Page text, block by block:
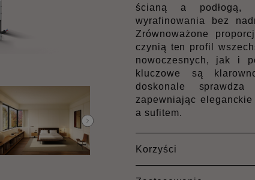
ścianą a podłogą,
wyrafinowania bez
Zrównoważone
czynią ten profil
nowoczesnych, jak i
kluczowe są
doskonale
zapewniając
a sufitem.
Korzyści